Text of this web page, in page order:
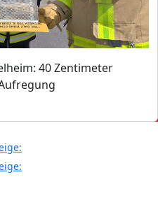
40 Zentimeter